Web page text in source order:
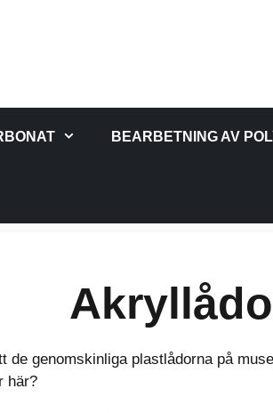
BEARBETNING AV
de genomskinliga plastlådorna på
här?